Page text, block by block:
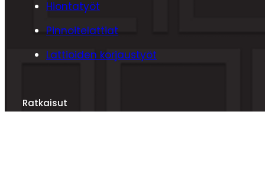
Hiontatyöt
Pinnoitelattiat
Lattioiden korjaustyöt
Ratkaisut